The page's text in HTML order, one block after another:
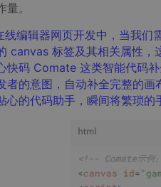
。
编辑器网页开发中，当我们
canvas 标签及其相关属性，
快码 Comate 这类智能代码
者的意图，自动补全完整的
心的代码助手，瞬间将繁琐的